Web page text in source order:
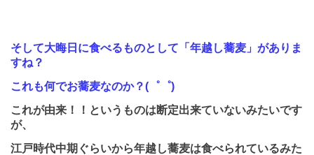
そして大晦日に食べるものとして「年越し蕎麦」がありま
すね？
これも何でお蕎麦なのか？( ゜゜)
これが由来！！というものは断定出来ていないみたいです
が、
江戸時代中期ぐらいから年越し蕎麦は食べられているみた